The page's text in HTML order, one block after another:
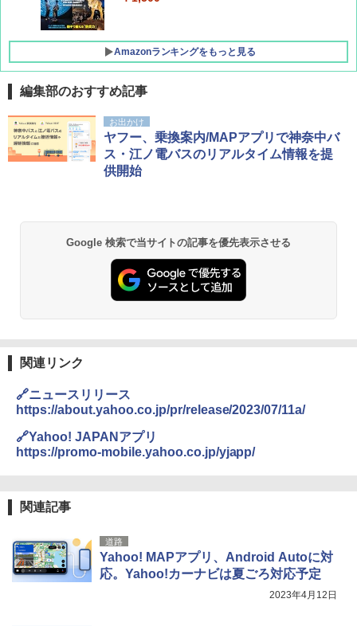
Amazonランキングをもっと見る
D40 地球の歩き方 チェンマイ タイ北部の魅
力的な町 2026～2027 地球の歩き方D アジア
￥2,079
￥2,479
A26 地球の歩き方 チェコ ポーランド スロヴ
地球の歩き方 スター・ウォーズ
￥2,695
解く (講談社現代新書)
￥1,540
[キャンパーズコレクション 山善] ポップアッ
プテント 傘みたいに広げて畳める パッとサ
ッとサンシェード キューブ フルクローズ メ
ッシュ 簡単設置 ワンタッチテント キャンプ
&ハイキング カーキ PATC-150(KH)
PYKES PEAK (パイクスピーク) 着替えテン
ト プライバシー テント 【中が透けない】 1
人用 折りたたみ 防災グッズ 災害用トイレ ビ
ーチ ピクニック ポップアップテント 携帯 簡
易 トイレテント (オリーブ)
テント ワンタッチ RENEW 幅200 2-3人用 43
500002(89232)
￥5,499
￥8,991
GRANDOOR ステンレス保冷剤 2個セット 2
026リニューアル 急速冷凍 空間倍増 衛生的
コンパクト 保冷力長持ち
￥2,980
ポインターライト 強力 小型 緑色/赤色/青紫色
可能 安全ロック付き 高安全性 金属製耐久 コ
ンパクト多機能設計 持ち運び便利 アウトド
ア/オフィス/教育現場/展示会用 緑
￥1,180
き
￥6,459
防災用品 長期保存可能 緊急時用 日本国内発
送
編集部のおすすめ記事
お出かけ
ヤフー、乗換案内/MAPアプリで神奈中バ
ス・江ノ電バスのリアルタイム情報を提
供開始
Google 検索で当サイトの記事を優先表示させる
関連リンク
🔗ニュースリリース
https://about.yahoo.co.jp/pr/release/2023/07/11a/
🔗Yahoo! JAPANアプリ
https://promo-mobile.yahoo.co.jp/yjapp/
関連記事
道路
Yahoo! MAPアプリ、Android Autoに対
応。Yahoo!カーナビは夏ごろ対応予定
2023年4月12日